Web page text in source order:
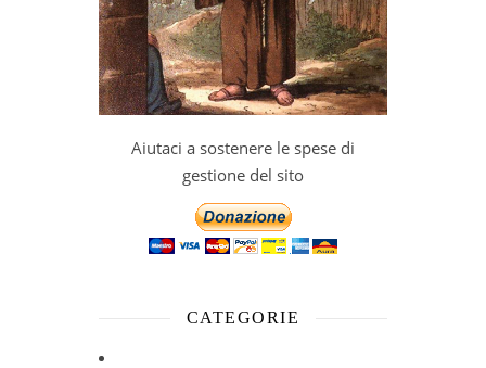
Aiutaci a sostenere le spese di
gestione del sito
CATEGORIE